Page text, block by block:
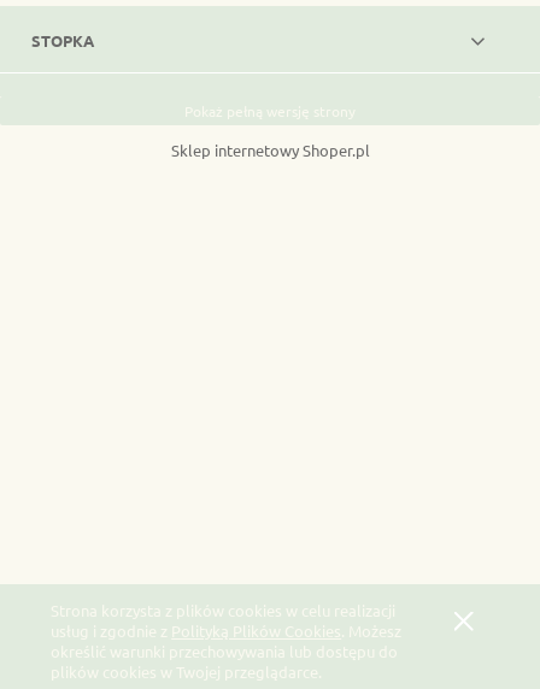
Strona korzysta z plików cookies w celu realizacji
usług i zgodnie z Polityką Plików Cookies . Możesz
określić warunki przechowywania lub dostępu do
plików cookies w Twojej przeglądarce.
STOPKA
Pokaż pełną wersję strony
Sklep internetowy Shoper.pl